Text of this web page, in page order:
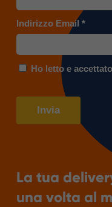
La tua
una volta al